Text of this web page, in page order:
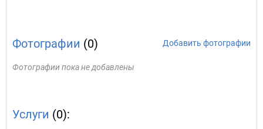
Фотографии (0) Добавить фотографии
Фотографии пока не добавлены
Услуги (0):